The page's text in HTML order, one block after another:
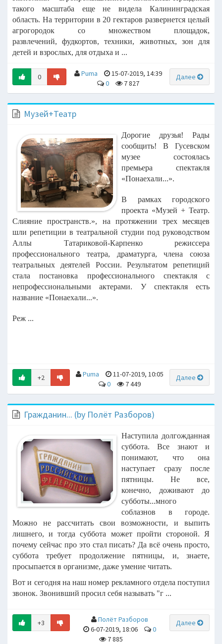
такого масштаба еще не видела Калининградская
область. На территории в 20гектаров развернется целый
агрогородок со множеством площадок,
развлечений,фудкортов, техники, животных, зон для
детей и взрослых, для отдыха и ...
0 Далее
Puma
15-07-2019, 14:39
0
7 827
Музей+Театр
Дорогие друзья! Рады
сообщить! В Гусевском
музее состоялась
премьера спектакля
«Понаехали...».
В рамках городского
проекта «Музей + Театр.
Слияние пространств.», на протяжении трех месяцев
шли репетиции в театральной студии под руководством
Аллы Татариковой-Карпенко режиссера
профессионального театра, драматурга, члена союза
театральных деятелей России. Результатом репетиций
стала постановка профессионального спектакля с
непрофессиональными актерами. У спектакля есть
название «Понаехали...».
Реж ...
+2 Далее
Puma
11-07-2019, 10:05
0
7 449
Гражданин... (by Полёт Разборов)
Наступила долгожданная
суббота. Все знают и
понимают, что она
наступает сразу после
пятницы. Не все,
конечно, доживают до
субботы...много
соблазнов в городе.
Можно не рассчитать свои возможности, и выпить
лишнего, и тогда суббота может пройти стороной. Я
почему сейчас про это стал писать? Да всё очень просто,
суббота требует продолжение пятницы, и, знаете,
просыпается в организме, даже умение читать.
Вот и сегодня на наш номер рекламного отдела поступил
звонок. Звонивший просил себя называть "г ...
+3 Далее
Полёт Разборов
6-07-2019, 18:06
0
7 885